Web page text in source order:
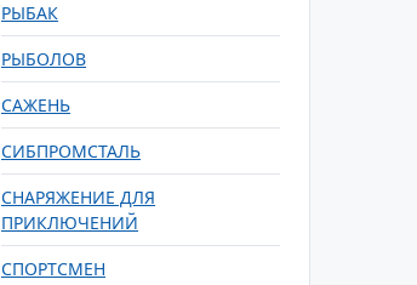
РЫБАК
РЫБОЛОВ
САЖЕНЬ
СИБПРОМСТАЛЬ
СНАРЯЖЕНИЕ ДЛЯ
ПРИКЛЮЧЕНИЙ
СПОРТСМЕН